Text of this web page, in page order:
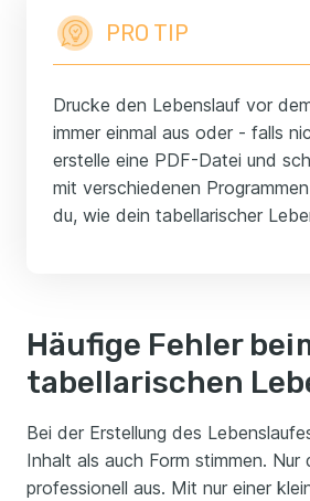
PRO TIP
Drucke den Lebenslauf vor
immer einmal aus oder - falls
erstelle eine PDF-Datei und
mit verschiedenen
du, wie dein tabellarischer
Häufige Fehler
tabellarischen
Bei der Erstellung des
Inhalt als auch Form stimmen. Nur
professionell aus. Mit nur einer